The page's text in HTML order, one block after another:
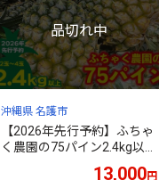
沖縄県 名護市
【2026年先行予約】ふちゃ
く農園の75パイン2.4kg以上
13,000円